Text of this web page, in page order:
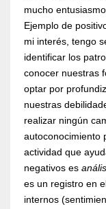
mucho
Ejemplo de
mi interés, tengo
identificar los
conocer nuestras
optar por
nuestras
realizar ningún
autoconocimiento
actividad que
negativos es
es un registro en
internos